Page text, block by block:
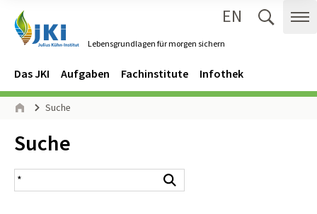
Lebensgrundlagen für morgen sichern
EN
Navigation
Hauptmenü
Das JKI Aufgaben Fachinstitute Infothek
Seitenpfad
Suche
Inhalt:
Suche
Suchergebnis